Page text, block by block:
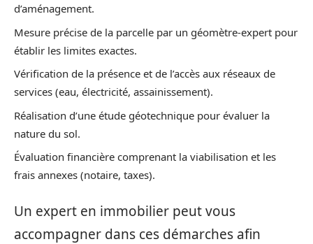
d’aménagement.
Mesure précise de la parcelle par un géomètre-expert pour
établir les limites exactes.
Vérification de la présence et de l’accès aux réseaux de
services (eau, électricité, assainissement).
Réalisation d’une étude géotechnique pour évaluer la
nature du sol.
Évaluation financière comprenant la viabilisation et les
frais annexes (notaire, taxes).
Un expert en immobilier peut vous
accompagner dans ces démarches afin